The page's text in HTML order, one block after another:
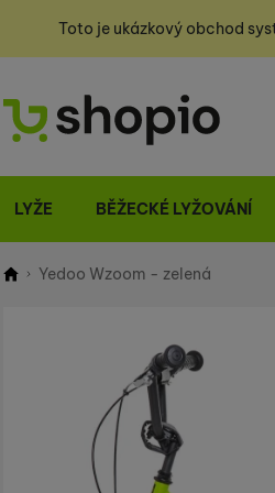
Toto je ukázkový obchod
LYŽE BĚŽECKÉ LYŽOVÁNÍ
Yedoo Wzoom - zelená
Fotografie